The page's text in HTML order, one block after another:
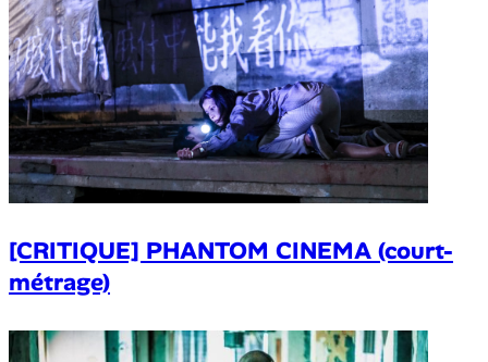
[CRITIQUE] PHANTOM CINEMA (court-
métrage)